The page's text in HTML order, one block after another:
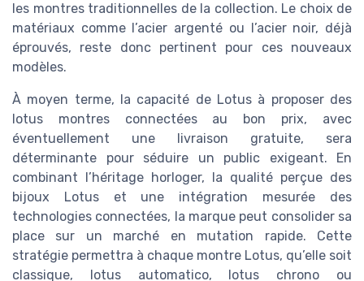
les montres traditionnelles de la collection. Le choix de
matériaux comme l’acier argenté ou l’acier noir, déjà
éprouvés, reste donc pertinent pour ces nouveaux
modèles.
À moyen terme, la capacité de Lotus à proposer des
lotus montres connectées au bon prix, avec
éventuellement une livraison gratuite, sera
déterminante pour séduire un public exigeant. En
combinant l’héritage horloger, la qualité perçue des
bijoux Lotus et une intégration mesurée des
technologies connectées, la marque peut consolider sa
place sur un marché en mutation rapide. Cette
stratégie permettra à chaque montre Lotus, qu’elle soit
classique, lotus automatico, lotus chrono ou